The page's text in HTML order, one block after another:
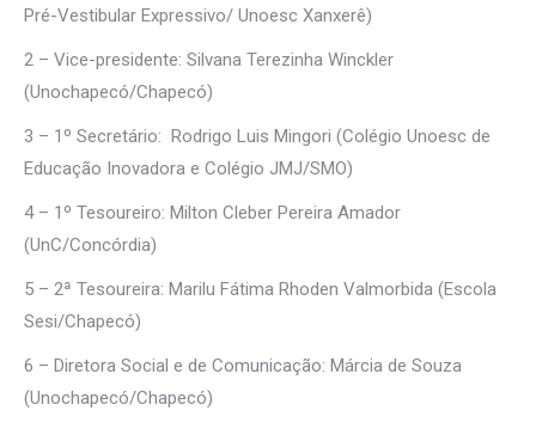
Pré-Vestibular Expressivo/ Unoesc Xanxerê)
2 – Vice-presidente: Silvana Terezinha Winckler
(Unochapecó/Chapecó)
3 – 1º Secretário: Rodrigo Luis Mingori (Colégio Unoesc de
Educação Inovadora e Colégio JMJ/SMO)
4 – 1º Tesoureiro: Milton Cleber Pereira Amador
(UnC/Concórdia)
5 – 2ª Tesoureira: Marilu Fátima Rhoden Valmorbida (Escola
Sesi/Chapecó)
6 – Diretora Social e de Comunicação: Márcia de Souza
(Unochapecó/Chapecó)